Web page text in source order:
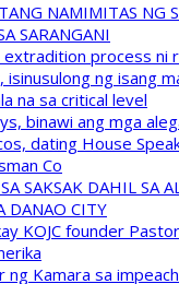
NAMIMITAS NG
SARANGANI
extradition process ni
isinusulong ng isang
na sa critical level
binawi ang mga
dating House
Co
SAKSAK DAHIL SA
DANAO CITY
KOJC founder
ng Kamara sa